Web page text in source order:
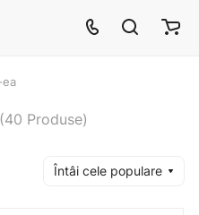
(40 Produse)
Întâi cele populare